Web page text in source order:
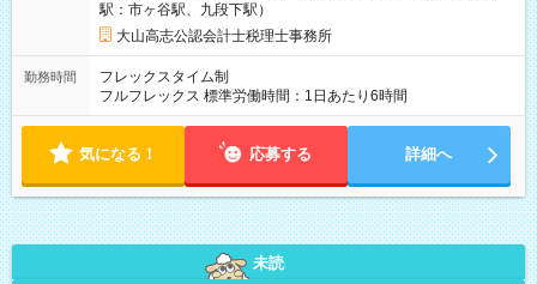
駅：市ヶ谷駅、九段下駅）
大山高志公認会計士税理士事務所
勤務時間
フレックスタイム制
フルフレックス 標準労働時間：1日あたり6時間
気になる！ 応募する 詳細へ
未読